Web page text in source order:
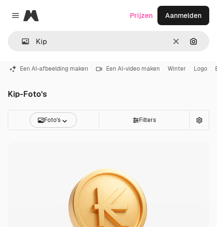
Close menu
Magnific
Wissen
Prijzen Aanmelden
Een AI-afbeelding maken Een AI-video maken Winter Logo
Kip-Foto's
Foto's Filters